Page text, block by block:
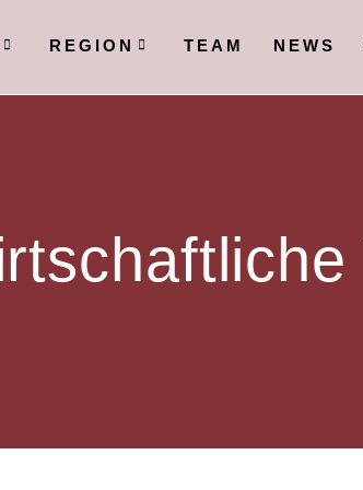
REGION TEAM NEWS